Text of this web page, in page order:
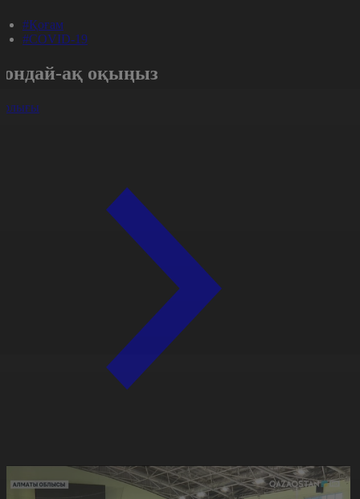
#Қоғам
#COVID-19
ақ оқыңыз